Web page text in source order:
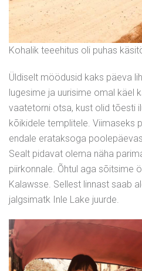
Kohalik teeehitus oli puhas
Üldiselt möödusid kaks päeva
lugesime ja uurisime omal käel
vaatetorni otsa, kust olid tõesti
kõikidele templitele. Viimaseks
endale erataksoga
Sealt pidavat olema näha
piirkonnale. Õhtul aga sõitsime
Kalawsse. Sellest linnast saab
jalgsimatk Inle Lake juurde.